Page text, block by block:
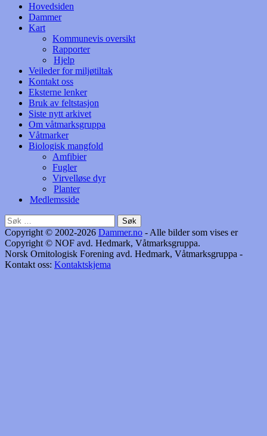
Hovedsiden
Dammer
Kart
Kommunevis oversikt
Rapporter
Hjelp
Veileder for miljøtiltak
Kontakt oss
Eksterne lenker
Bruk av feltstasjon
Siste nytt arkivet
Om våtmarksgruppa
Våtmarker
Biologisk mangfold
Amfibier
Fugler
Virvelløse dyr
Planter
Medlemsside
Søk
etter:
Copyright © 2002-2026 Dammer.no - Alle bilder som vises er
Copyright © NOF avd. Hedmark, Våtmarksgruppa.
Norsk Ornitologisk Forening avd. Hedmark, Våtmarksgruppa -
Kontakt oss: Kontaktskjema